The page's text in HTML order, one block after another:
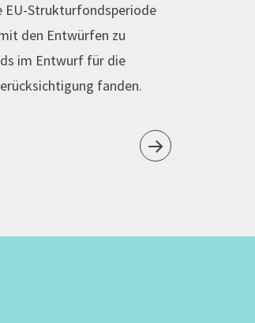
EU-Strukturfondsperiode
den Entwürfen zu
im Entwurf für die
fanden.